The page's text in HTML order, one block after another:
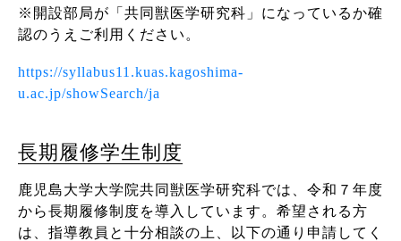
※開設部局が「共同獣医学研究科」になっているか確
認のうえご利用ください。
https://syllabus11.kuas.kagoshima-
u.ac.jp/showSearch/ja
長期履修学生制度
鹿児島大学大学院共同獣医学研究科では、令和７年度
から長期履修制度を導入しています。希望される方
は、指導教員と十分相談の上、以下の通り申請してく